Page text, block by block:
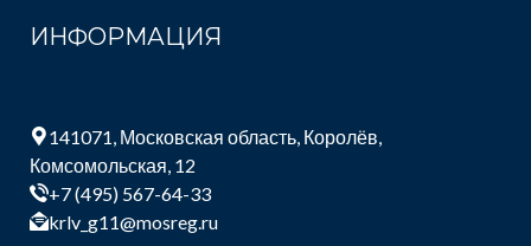
ИНФОРМАЦИЯ
141071, Московская область, Королёв,
Комсомольская, 12
+7 (495) 567-64-33
krlv_g11@mosreg.ru